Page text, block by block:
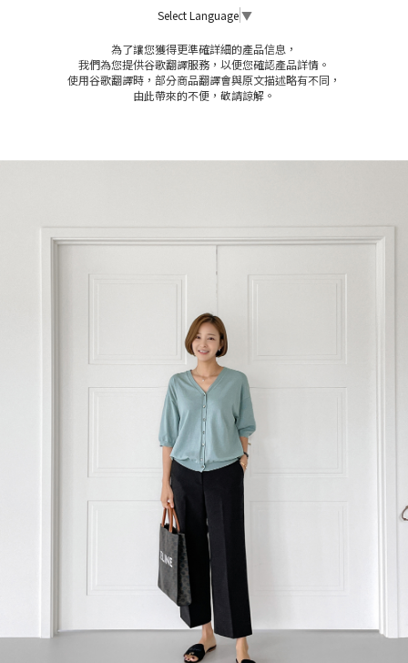
Select Language ▼
為了讓您獲得更準確詳細的產品信息，
我們為您提供谷歌翻譯服務，以便您確認產品詳情。
使用谷歌翻譯時，部分商品翻譯會與原文描述略有不同，
由此帶來的不便，敬請諒解。